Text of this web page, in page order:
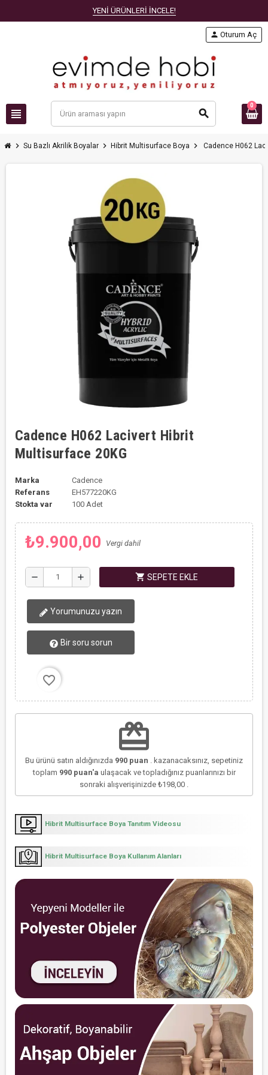
YENİ ÜRÜNLERİ İNCELE!
view_headline search
person Oturum Aç
0
chevron_right Su Bazlı Akrilik Boyalar chevron_right Hibrit Multisurface Boya chevron_right Cadence H062
Cadence H062 Lacivert Hibrit
Multisurface 20KG
Marka
Cadence
Referans
EH577220KG
Stokta var
100 Adet
₺9.900,00 Vergi dahil
remove add shopping_cart SEPETE EKLE
Yorumunuzu yazın
Bir soru sorun
favorite_border
redeem
Bu ürünü satın aldığınızda 990 puan . kazanacaksınız, sepetiniz
toplam 990puan'a ulaşacak ve topladığınız puanlarınızı bir
sonraki alışverişinizde ₺198,00
Hibrit Multisurface Boya Tanıtım Videosu
Hibrit Multisurface Boya Kullanım Alanları